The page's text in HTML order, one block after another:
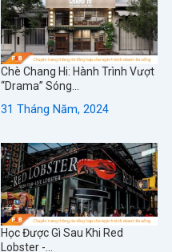
Chè Chang Hi: Hành Trình Vượt
“Drama” Sóng...
31 Tháng Năm, 2024
Học Được Gì Sau Khi Red
Lobster -...